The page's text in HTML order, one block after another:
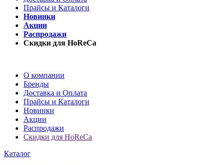
Прайсы и Каталоги
Новинки
Акции
Распродажи
Скидки для HoReCa
О компании
Бренды
Доставка и Оплата
Прайсы и Каталоги
Новинки
Акции
Распродажи
Скидки для HoReCa
Каталог